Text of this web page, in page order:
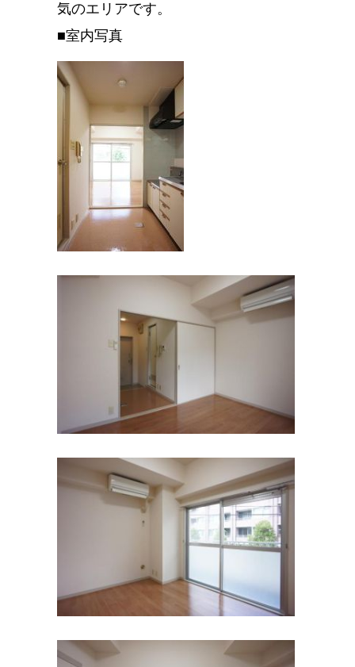
気のエリアです。
■室内写真